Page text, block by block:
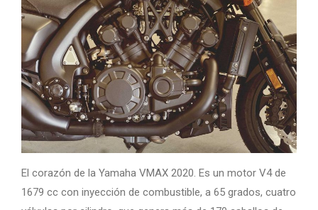
El corazón de la Yamaha VMAX 2020. Es un motor V4 de
1679 cc con inyección de combustible, a 65 grados, cuatro